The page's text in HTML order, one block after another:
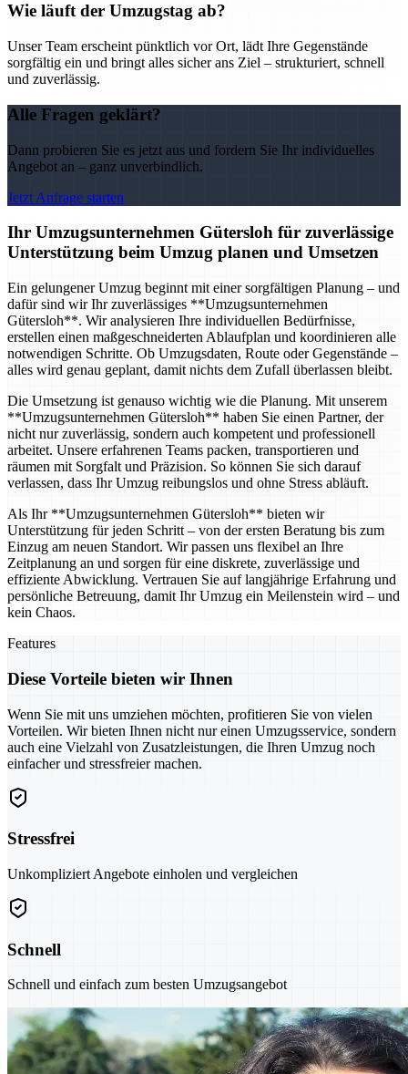
Wie läuft der Umzugstag ab?
Unser Team erscheint pünktlich vor Ort, lädt Ihre Gegenstände
sorgfältig ein und bringt alles sicher ans Ziel – strukturiert, schnell
und zuverlässig.
Alle Fragen geklärt?
Dann probieren Sie es jetzt aus und fordern Sie Ihr individuelles
Angebot an – ganz unverbindlich.
Jetzt Anfrage starten
Ihr Umzugsunternehmen Gütersloh für zuverlässige
Unterstützung beim Umzug planen und Umsetzen
Ein gelungener Umzug beginnt mit einer sorgfältigen Planung – und
dafür sind wir Ihr zuverlässiges **Umzugsunternehmen
Gütersloh**. Wir analysieren Ihre individuellen Bedürfnisse,
erstellen einen maßgeschneiderten Ablaufplan und koordinieren alle
notwendigen Schritte. Ob Umzugsdaten, Route oder Gegenstände –
alles wird genau geplant, damit nichts dem Zufall überlassen bleibt.
Die Umsetzung ist genauso wichtig wie die Planung. Mit unserem
**Umzugsunternehmen Gütersloh** haben Sie einen Partner, der
nicht nur zuverlässig, sondern auch kompetent und professionell
arbeitet. Unsere erfahrenen Teams packen, transportieren und
räumen mit Sorgfalt und Präzision. So können Sie sich darauf
verlassen, dass Ihr Umzug reibungslos und ohne Stress abläuft.
Als Ihr **Umzugsunternehmen Gütersloh** bieten wir
Unterstützung für jeden Schritt – von der ersten Beratung bis zum
Einzug am neuen Standort. Wir passen uns flexibel an Ihre
Zeitplanung an und sorgen für eine diskrete, zuverlässige und
effiziente Abwicklung. Vertrauen Sie auf langjährige Erfahrung und
persönliche Betreuung, damit Ihr Umzug ein Meilenstein wird – und
kein Chaos.
Features
Diese Vorteile bieten wir Ihnen
Wenn Sie mit uns umziehen möchten, profitieren Sie von vielen
Vorteilen. Wir bieten Ihnen nicht nur einen Umzugsservice, sondern
auch eine Vielzahl von Zusatzleistungen, die Ihren Umzug noch
einfacher und stressfreier machen.
Stressfrei
Unkompliziert Angebote einholen und vergleichen
Schnell
Schnell und einfach zum besten Umzugsangebot